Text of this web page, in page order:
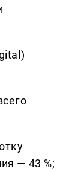
— 43 %;